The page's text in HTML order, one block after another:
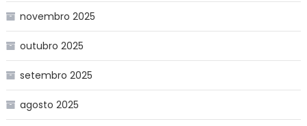
novembro 2025
outubro 2025
setembro 2025
agosto 2025